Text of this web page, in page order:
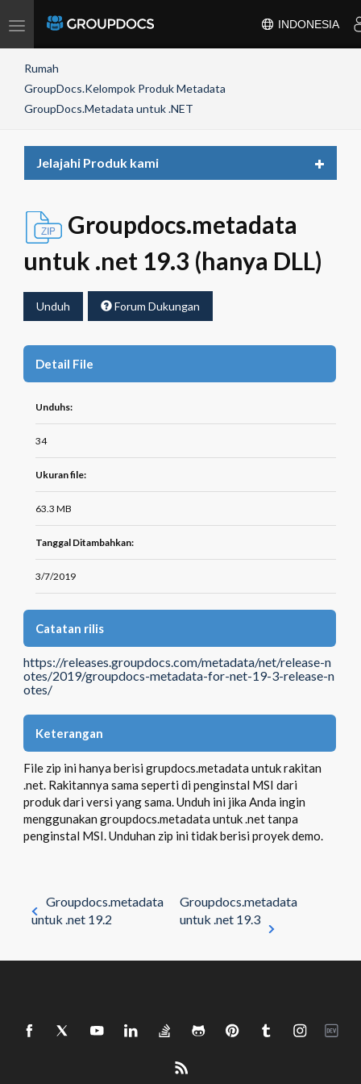
Toggle
INDONESIA
Rumah
GroupDocs.Kelompok Produk Metadata
GroupDocs.Metadata untuk .NET
Jelajahi Produk kami
Toggle
Groupdocs.metadata
untuk .net 19.3 (hanya DLL)
Unduh Forum Dukungan
Detail File
Unduhs:
34
Ukuran file:
63.3 MB
Tanggal Ditambahkan:
3/7/2019
Catatan rilis
https://releases.groupdocs.com/metadata/net/release-n
otes/2019/groupdocs-metadata-for-net-19-3-release-n
otes/
Keterangan
File zip ini hanya berisi grupdocs.metadata untuk rakitan
.net. Rakitannya sama seperti di penginstal MSI dari
produk dari versi yang sama. Unduh ini jika Anda ingin
menggunakan groupdocs.metadata untuk .net tanpa
penginstal MSI. Unduhan zip ini tidak berisi proyek demo.
Groupdocs.metadata
untuk .net 19.2
Groupdocs.metadata
untuk .net 19.3